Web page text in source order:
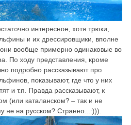
интересное, хотя трюки,
и их дрессировщики, вполне
вообще примерно одинаковые во
По ходу представления, кроме
подробно рассказывают про
показывают, где что у них
и т.п. Правда рассказывают, к
(или каталанском? – так и не
не на русском? Странно...:))).